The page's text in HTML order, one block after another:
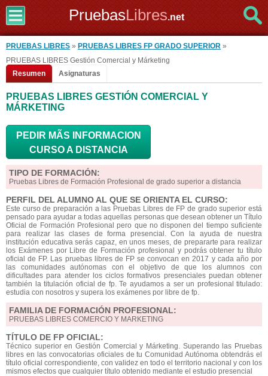
PruebasLibres.net
PRUEBAS LIBRES » PRUEBAS LIBRES FP GRADO SUPERIOR »
PRUEBAS LIBRES Gestión Comercial y Márketing
Resumen
Asignaturas
PRUEBAS LIBRES GESTIÓN COMERCIAL Y
MÁRKETING
PEDIR MÃS INFORMACION
CURSO A DISTANCIA
TIPO DE FORMACIÓN:
Pruebas Libres de Formación Profesional de grado superior a distancia
PERFIL DEL ALUMNO AL QUE SE ORIENTA EL CURSO:
Este curso de preparación a las Pruebas Libres de FP de grado superior está
pensado para ayudar a todas aquellas personas que desean obtener un Título
Oficial de Formación Profesional pero que no disponen del tiempo suficiente
para realizar las clases de forma presencial. Con la ayuda de nuestra
institución educativa serás capaz, en unos meses, de prepararte para realizar
los Exámenes por Libre de Formación profesional y podrás obtener tu título
oficial de FP. Las pruebas libres de FP se convocan en 2017 y cada año por
las comunidades autónomas con el objetivo de que los alumnos con
dificultades para atender los ciclos formativos presenciales puedan obtener
también la titulación oficial de fp. Te ayudamos a ser un profesional titulado:
estudia con nosotros y supera los exámenes por libre de fp.
FAMILIA DE FORMACIÓN PROFESIONAL:
PRUEBAS LIBRES COMERCIO Y MARKETING
TÍTULO DE FP OFICIAL:
Técnico superior en Gestión Comercial y Márketing. Superando las Pruebas
libres en las convocatorias oficiales de tu Comunidad Autónoma obtendrás el
título oficial correspondiente, con validez en todo el territorio nacional y con los
mismos efectos que cualquier título obtenido mediante el estudio presencial